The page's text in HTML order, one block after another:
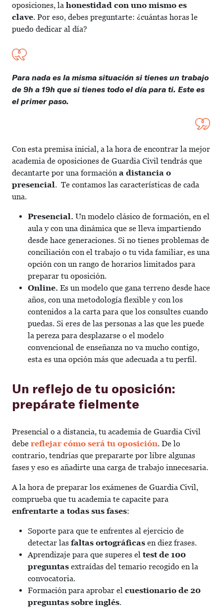
oposiciones, la honestidad con uno mismo es
clave. Por eso, debes preguntarte: ¿cuántas horas le
puedo dedicar al día?
Para nada es la misma situación si tienes un trabajo
de 9h a 19h que si tienes todo el día para ti. Este es
el primer paso.
Con esta premisa inicial, a la hora de encontrar la mejor
academia de oposiciones de Guardia Civil tendrás que
decantarte por una formación a distancia o
presencial. Te contamos las características de cada
una.
Presencial. Un modelo clásico de formación, en el
aula y con una dinámica que se lleva impartiendo
desde hace generaciones. Si no tienes problemas de
conciliación con el trabajo o tu vida familiar, es una
opción con un rango de horarios limitados para
preparar tu oposición.
Online. Es un modelo que gana terreno desde hace
años, con una metodología flexible y con los
contenidos a la carta para que los consultes cuando
puedas. Si eres de las personas a las que les puede
la pereza para desplazarse o el modelo
convencional de enseñanza no va mucho contigo,
esta es una opción más que adecuada a tu perfil.
Un reflejo de tu oposición:
prepárate fielmente
Presencial o a distancia, tu academia de Guardia Civil
debe reflejar cómo será tu oposición. De lo
contrario, tendrías que prepararte por libre algunas
fases y eso es añadirte una carga de trabajo innecesaria.
A la hora de preparar los exámenes de Guardia Civil,
comprueba que tu academia te capacite para
enfrentarte a todas sus fases:
Soporte para que te enfrentes al ejercicio de
detectar las faltas ortográficas en diez frases.
Aprendizaje para que superes el test de 100
preguntas extraídas del temario recogido en la
convocatoria.
Formación para aprobar el cuestionario de 20
preguntas sobre inglés.